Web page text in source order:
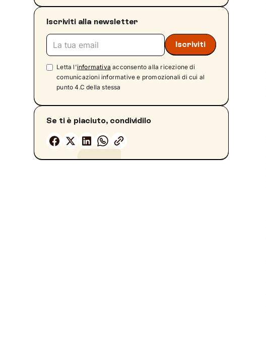
Quante ore dovremmo dormire ogni notte?
Perché una notte di sonno riposante è così
importante
Quali fattori esterni possono influire
negativamente sul sonno?
Quante ore di sonno perdono gli italiani ogni
notte?
Metodologia
Iscriviti alla newsletter
Letta l'informativa acconsento alla ricezione di
comunicazioni informative e promozionali di cui al
punto 4.C della stessa
Se ti è piaciuto, condividilo